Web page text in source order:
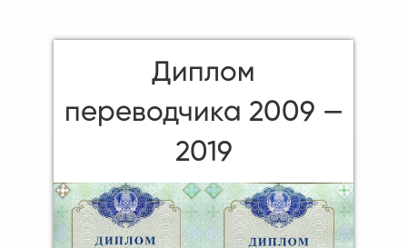
Диплом
переводчика 2009 —
2019